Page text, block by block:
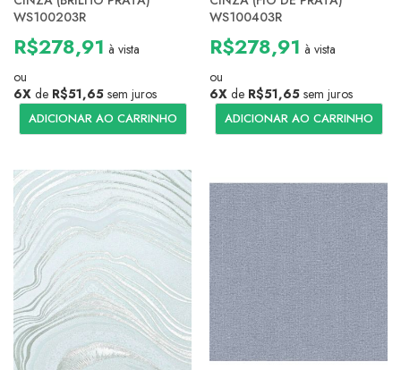
WS100203R
R$278,91 à vista
ou
6X de R$51,65 sem juros
ADICIONAR AO CARRINHO
WS100403R
R$278,91 à vista
ou
6X de R$51,65 sem juros
ADICIONAR AO CARRINHO